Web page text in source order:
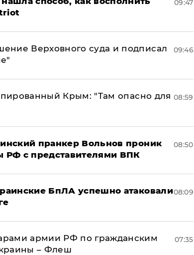
09:47
Верховного суда и подписал
09:46
Крым: "Там опасно для 08:59
пранкер Вольнов проник
РФ с представителями ВПК
08:50
БпЛА успешно атаковали08:09
армии РФ по гражданским
– Флеш
07:35